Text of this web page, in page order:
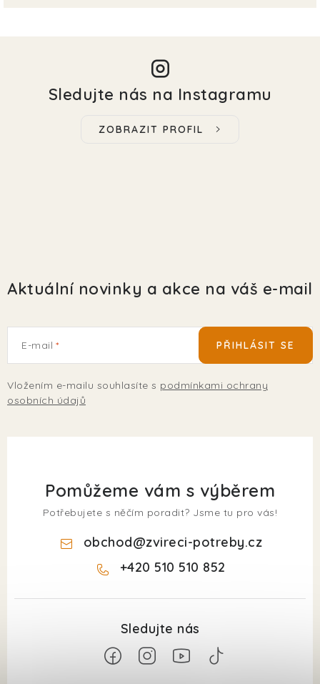
Sledujte nás na Instagramu
ZOBRAZIT PROFIL
Aktuální novinky a akce na váš e-mail
E-mail
Vložením e-mailu souhlasíte s podmínkami ochrany
osobních údajů
PŘIHLÁSIT SE
Pomůžeme vám s výběrem
Potřebujete s něčím poradit? Jsme tu pro vás!
obchod@zvireci-potreby.cz
+420 510 510 852